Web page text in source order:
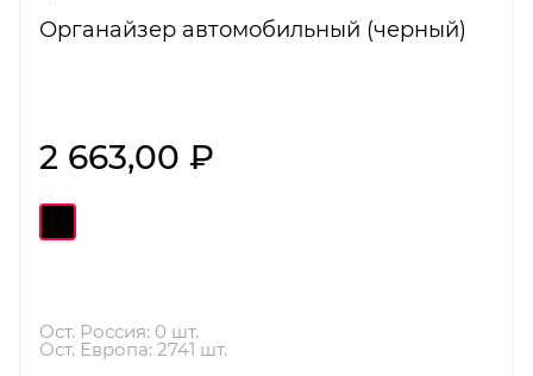
Органайзер автомобильный (черный)
2 663,00 ₽
Ост. Россия: 0 шт.
Ост. Европа: 2741 шт.